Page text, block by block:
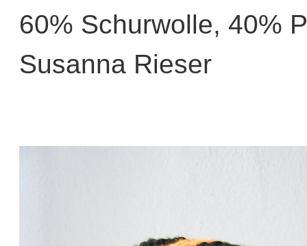
60% Schurwolle, 40%
Susanna Rieser